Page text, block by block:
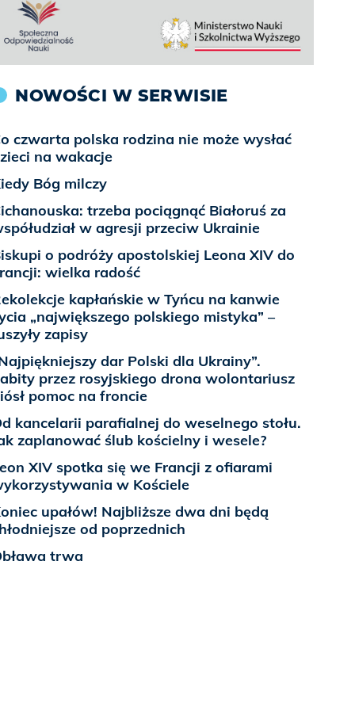
NOWOŚCI W SERWISIE
czwarta polska rodzina nie może wysłać
na wakacje
Bóg milczy
trzeba pociągnąć Białoruś za
w agresji przeciw Ukrainie
o podróży apostolskiej Leona XIV do
wielka radość
kapłańskie w Tyńcu na kanwie
„największego polskiego mistyka” –
zapisy
dar Polski dla Ukrainy”.
przez rosyjskiego drona wolontariusz
pomoc na froncie
kancelarii parafialnej do weselnego stołu.
zaplanować ślub kościelny i wesele?
XIV spotka się we Francji z ofiarami
w Kościele
upałów! Najbliższe dwa dni będą
od poprzednich
trwa